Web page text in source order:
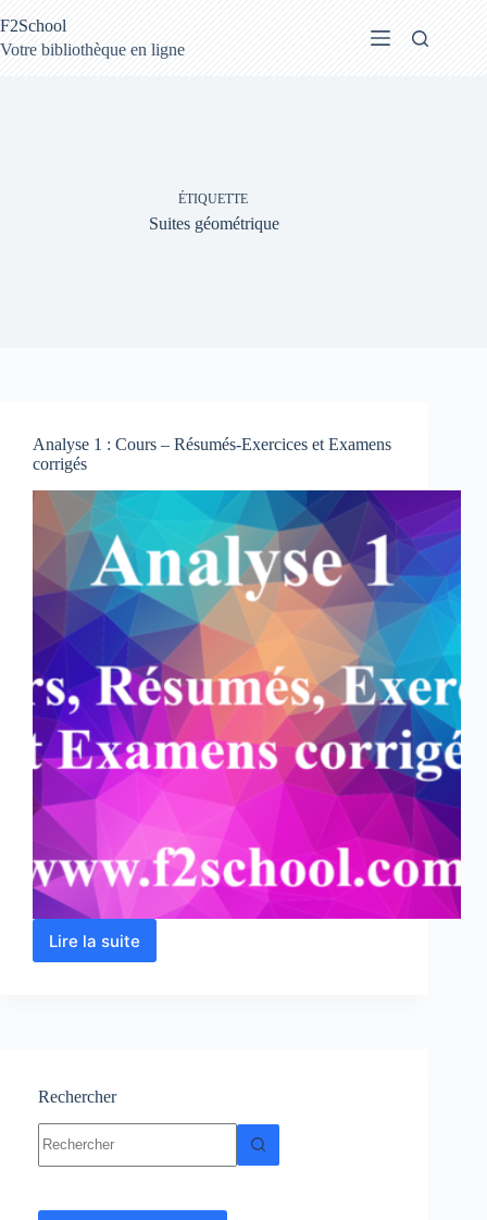
au
contenu
F2School
Votre bibliothèque en ligne
ÉTIQUETTE
Suites géométrique
Analyse 1 : Cours – Résumés-Exercices et Examens
corrigés
Lire la suite
Analyse
et
corrigés
Rechercher
résultat